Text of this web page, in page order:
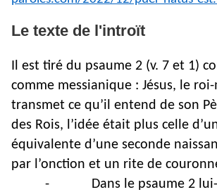
Le texte de l'introït
Il est tiré du psaume 2 (v. 7 et 1)
comme messianique : Jésus, le roi-
transmet ce qu’il entend de son
des Rois, l’idée était plus celle
équivalente d’une seconde
par l’onction et un rite de
-
Dans le psaume 2